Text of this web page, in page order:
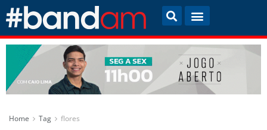
Home Tag flores